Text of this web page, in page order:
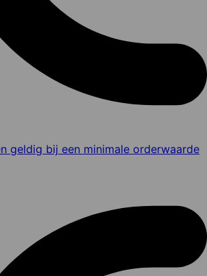
geldig bij een minimale orderwaarde